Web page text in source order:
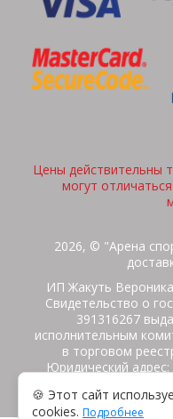
Цены действительны
могут
2026, © "Арена
ИП Жакуть
Свидетельство о
391316267
исполнительным
в торговом
Юридический
Витебская область,
с,
🍪 Этот сайт
cookies. Подробнее